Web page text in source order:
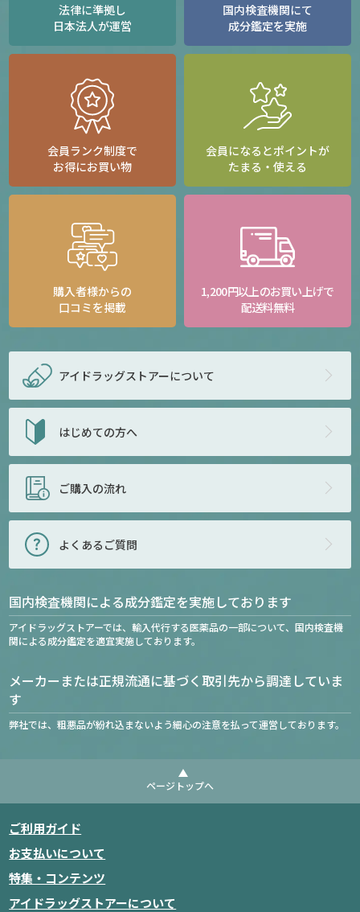
法律に準拠し
日本法人が運営
国内検査機関にて
成分鑑定を実施
会員ランク制度で
お得にお買い物
会員になるとポイントが
たまる・使える
購入者様からの
口コミを掲載
1,200円以上のお買い上げで
配送料無料
アイドラッグストアーについて
はじめての方へ
ご購入の流れ
よくあるご質問
国内検査機関による成分鑑定を実施しております
アイドラッグストアーでは、輸入代行する医薬品の一部について、国内検査機
関による成分鑑定を適宜実施しております。
メーカーまたは正規流通に基づく取引先から調達していま
す
弊社では、粗悪品が紛れ込まないよう細心の注意を払って運営しております。
ページトップへ
ご利用ガイド
お支払いについて
特集・コンテンツ
アイドラッグストアーについて